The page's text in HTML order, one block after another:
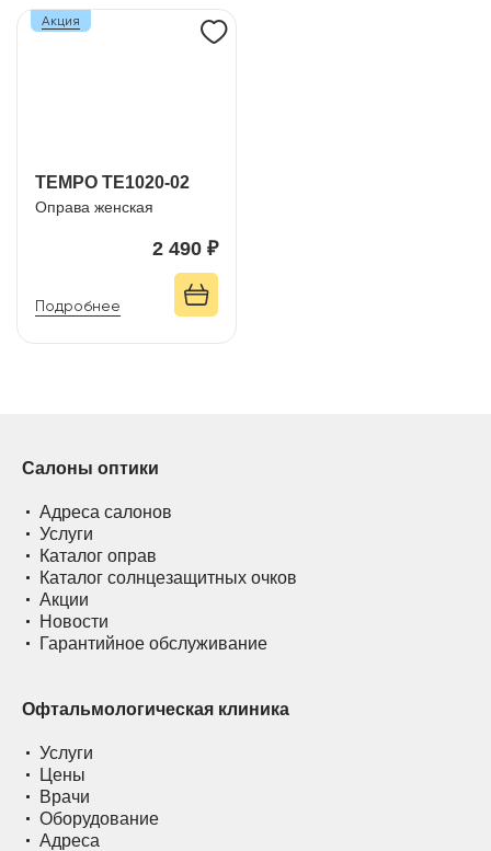
TEMPO TE1020-02
Оправа женская
2 490 ₽
Подробнее
Акция
Салоны оптики
Адреса салонов
Услуги
Каталог оправ
Каталог солнцезащитных очков
Акции
Новости
Гарантийное обслуживание
Офтальмологическая клиника
Услуги
Цены
Врачи
Оборудование
Адреса